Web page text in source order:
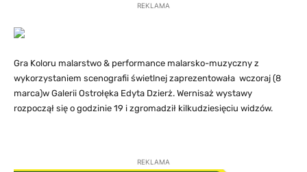
REKLAMA
Gra Koloru malarstwo & performance malarsko-muzyczny z
wykorzystaniem scenografii świetlnej zaprezentowała wczoraj (8
marca)w Galerii Ostrołęka Edyta Dzierż. Wernisaż wystawy
rozpoczął się o godzinie 19 i zgromadził kilkudziesięciu widzów.
REKLAMA